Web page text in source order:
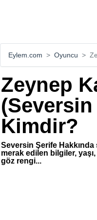
Eylem.com Oyuncu
Zeynep
Kimdir?
Seversin Şerife
merak edilen bilgiler,
göz rengi...